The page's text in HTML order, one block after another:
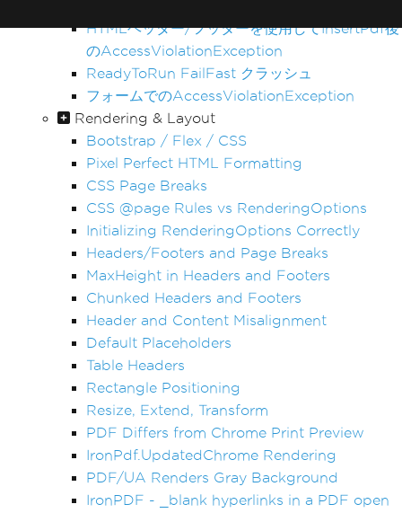
HTMLヘッダー/フッターを使用してInsertPdf後
のAccessViolationException
ReadyToRun FailFast クラッシュ
フォームでのAccessViolationException
Rendering & Layout
Bootstrap / Flex / CSS
Pixel Perfect HTML Formatting
CSS Page Breaks
CSS @page Rules vs RenderingOptions
Initializing RenderingOptions Correctly
Headers/Footers and Page Breaks
MaxHeight in Headers and Footers
Chunked Headers and Footers
Header and Content Misalignment
Default Placeholders
Table Headers
Rectangle Positioning
Resize, Extend, Transform
PDF Differs from Chrome Print Preview
IronPdf.UpdatedChrome Rendering
PDF/UA Renders Gray Background
IronPDF - _blank hyperlinks in a PDF open